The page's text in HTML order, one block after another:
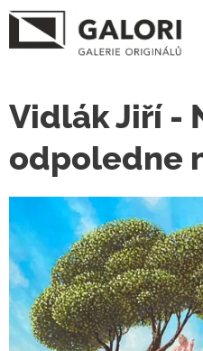
Vidlák Jiří -
odpoledne